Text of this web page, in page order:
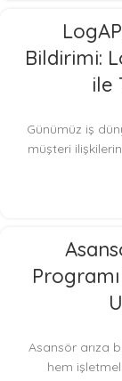
Bildirimi:
ile
Günümüz iş
müşteri
Asansör arıza
hem